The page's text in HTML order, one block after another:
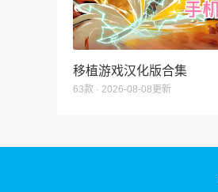
移植游戏汉化版合集
63款 · 2026-08-08更新